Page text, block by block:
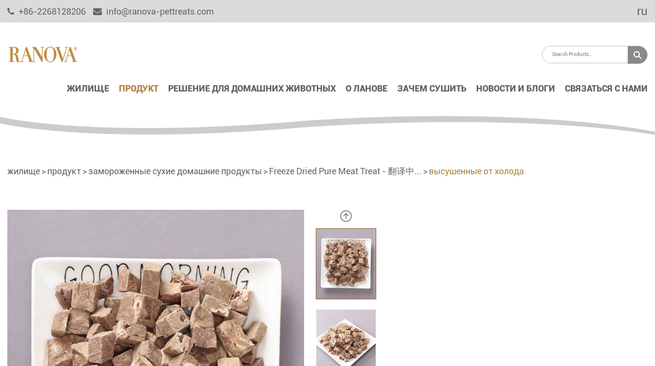
+86-2268128206 info@ranova-pettreats.com ru
ЖИЛИЩЕ ПРОДУКТ РЕШЕНИЕ ДЛЯ ДОМАШНИХ ЖИВОТНЫХ О ЛАНОВЕ ЗАЧЕМ СУШИТЬ НОВОСТИ И БЛОГИ СВЯЗАТЬСЯ С НАМИ
жилище продукт замороженные сухие домашние продукты Freeze Dried Pure Meat Treat - 翻译中... высушенные от холода